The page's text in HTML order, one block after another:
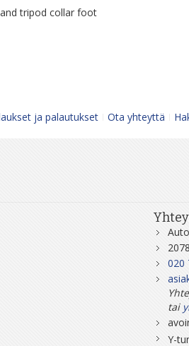
tripod collar foot
ja palautukset Ota yhteyttä
020
tai
Y-